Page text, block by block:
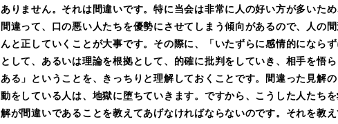
ありません。それは間違いです。特に当会は非常に人の好い方が多いた
間違って、口の悪い人たちを優勢にさせてしまう傾向があるので、人の
んと正していくことが大事です。その際に、「いたずらに感情的になら
として、あるいは理論を根拠として、的確に批判をしていき、相手を悟
ある」ということを、きっちりと理解しておくことです。間違った見解
動をしている人は、地獄に堕ちていきます。ですから、こうした人たち
解が間違いであることを教えてあげなければならないのです。それを教